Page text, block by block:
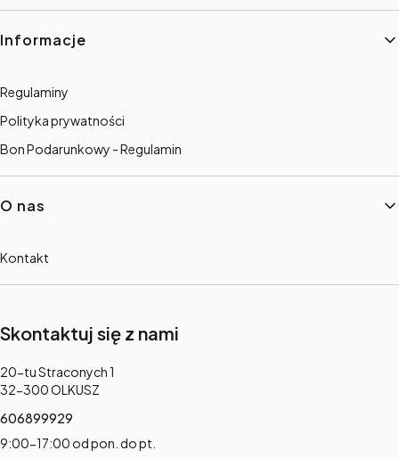
Informacje
Regulaminy
Polityka prywatności
Bon Podarunkowy - Regulamin
O nas
Kontakt
Skontaktuj się z nami
Adres:
20-tu Straconych 1
32-300 OLKUSZ
606899929
9:00-17:00 od pon. do pt.